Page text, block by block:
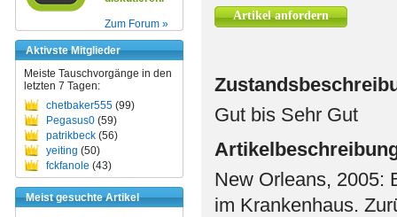
Zum Forum »
Aktivste Mitglieder
Meiste Tauschvorgänge in den
letzten 7 Tagen:
chetbaker555 (99)
Pegasus0 (59)
patrikbeck (56)
yeiting (50)
fckfanole (43)
Meist gesuchte Artikel
Artikel anfordern
Gut bis Sehr Gut
New Orleans, 2005:
im Krankenhaus.